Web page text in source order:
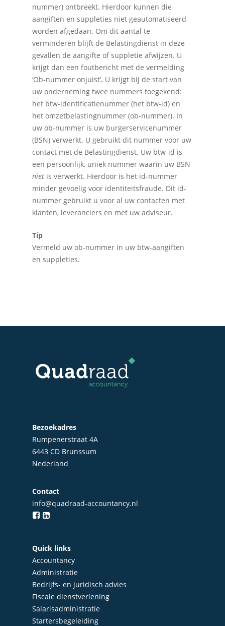
nummer) ontbreekt. Hierdoor kunnen die
aangiften en suppleties niet geautomatiseerd
worden afgedaan. Om dit aantal te
verminderen blijft de Belastingdienst in deze
gevallen de aangifte of suppletie afwijzen. U
krijgt dan een foutbericht met de vermelding
‘Ob-nummer onjuist’. U krijgt bij de start van
uw onderneming twee nummers toegekend:
het btw-identificatienummer (het btw-id) en
het omzetbelastingnummer (ob-nummer). In
uw ob-nummer is uw burgerservicenummer
(BSN) verwerkt. U gebruikt dit nummer voor uw
contact met de Belastingdienst. Uw btw-id is
een persoonlijk, uniek nummer waarin uw BSN
niet is verwerkt. Hierdoor is het id-nummer
minder gevoelig voor identiteitsfraude. Dit id-
nummer gebruikt u voor al uw contacten met
klanten, leveranciers en met uw adviseur.
Tip
Vermeld uw ob-nummer in uw btw-aangiften
en suppleties.
Bezoekadres
Rumpenerstraat 4A
6443 CD Brunssum
Nederland
Contact
info@quadraad-accountancy.nl
Quick links
Accountancy
Administratie
Bedrijfs- en juridisch advies
Fiscale dienstverlening
Salarisadministratie
Startersbegeleiding